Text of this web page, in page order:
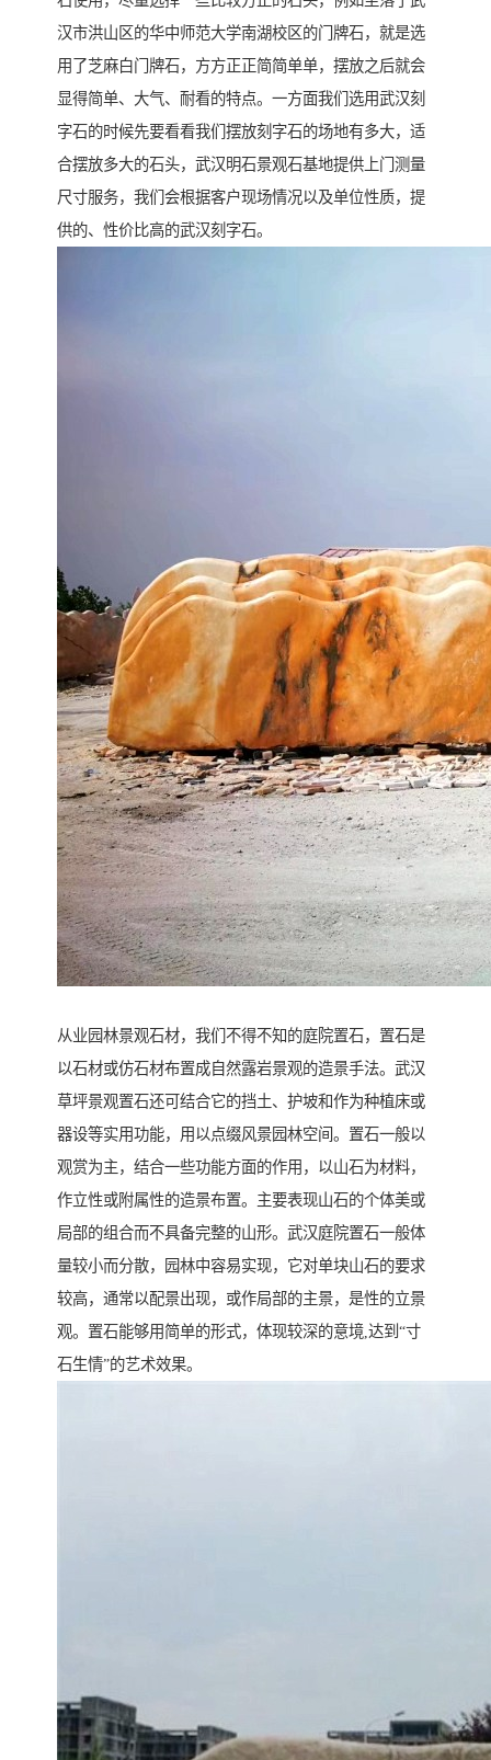
汉市洪山区的华中师范大学南湖校区的门牌石，就是选
用了芝麻白门牌石，方方正正简简单单，摆放之后就会
显得简单、大气、耐看的特点。一方面我们选用武汉刻
字石的时候先要看看我们摆放刻字石的场地有多大，适
合摆放多大的石头，武汉明石景观石基地提供上门测量
尺寸服务，我们会根据客户现场情况以及单位性质，提
供的、性价比高的武汉刻字石。
从业园林景观石材，我们不得不知的庭院置石，置石是
以石材或仿石材布置成自然露岩景观的造景手法。武汉
草坪景观置石还可结合它的挡土、护坡和作为种植床或
器设等实用功能，用以点缀风景园林空间。置石一般以
观赏为主，结合一些功能方面的作用，以山石为材料，
作立性或附属性的造景布置。主要表现山石的个体美或
局部的组合而不具备完整的山形。武汉庭院置石一般体
量较小而分散，园林中容易实现，它对单块山石的要求
较高，通常以配景出现，或作局部的主景，是性的立景
观。置石能够用简单的形式，体现较深的意境,达到“寸
石生情”的艺术效果。